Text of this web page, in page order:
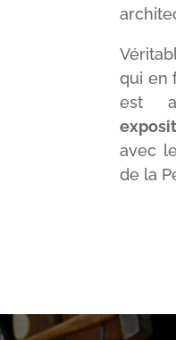
qui en
est
avec
de la